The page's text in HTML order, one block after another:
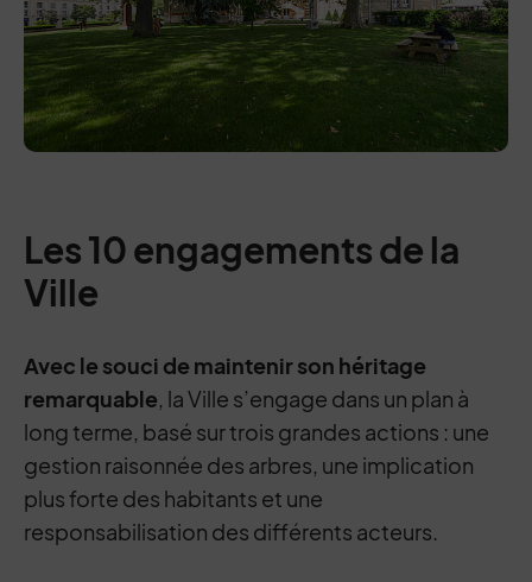
Les 10 engagements de la
Ville
Avec le souci de maintenir son héritage
remarquable, la Ville s’engage dans un plan à
long terme, basé sur trois grandes actions : une
gestion raisonnée des arbres, une implication
plus forte des habitants et une
responsabilisation des différents acteurs.